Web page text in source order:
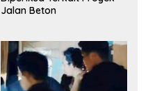
Jalan Beton